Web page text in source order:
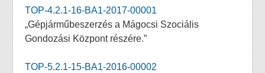
TOP-4.2.1-16-BA1-2017-00001
„Gépjárműbeszerzés a Mágocsi Szociális
Gondozási Központ részére.”
TOP-5.2.1-15-BA1-2016-00002